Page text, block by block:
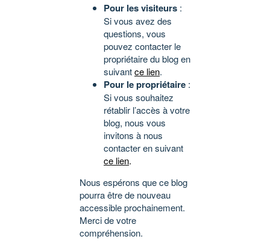
Pour les visiteurs :
Si vous avez des
questions, vous
pouvez contacter le
propriétaire du blog en
suivantce lien.
Pour le propriétaire :
Si vous souhaitez
rétablir l’accès à votre
blog, nous vous
invitons à nous
contacter en suivant
ce lien.
Nous espérons que ce blog
pourra être de nouveau
accessible prochainement.
Merci de votre
compréhension.